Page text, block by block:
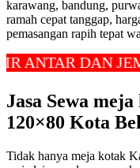
karawang, bandung,
ramah cepat tanggap,
pemasangan rapih tepat
DAN JEMPUT
Jasa Sewa
120×80 Kota
Tidak hanya meja kotak